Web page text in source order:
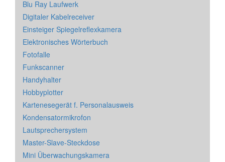
Blu Ray Laufwerk
Digitaler Kabelreceiver
Einsteiger Spiegelreflexkamera
Elektronisches Wörterbuch
Fotofalle
Funkscanner
Handyhalter
Hobbyplotter
Kartenesegerät f. Personalausweis
Kondensatormikrofon
Lautsprechersystem
Master-Slave-Steckdose
Mini Überwachungskamera